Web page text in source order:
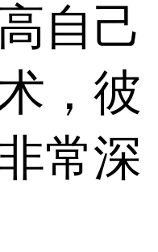
自己
，彼
常深